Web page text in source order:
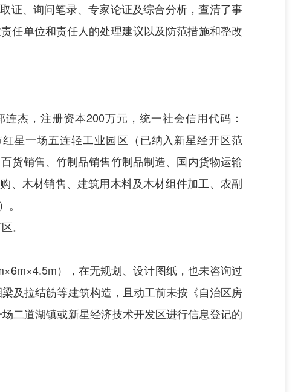
证、询问笔录、专家论证及综合分析，查清了事
任单位和责任人的处理建议以及防范措施和整改
连杰，注册资本200万元，统一社会信用代码：
星一场五连轻工业园区（已纳入新星经开区范
货销售、竹制品销售竹制品制造、国内货物运输
、木材销售、建筑用木料及木材组件加工、农副
。
×6m×4.5m），在无规划、设计图纸，也未咨询过
及拉结筋等建筑构造，且动工前未按《自治区房
二道湖镇或新星经济技术开发区进行信息登记的